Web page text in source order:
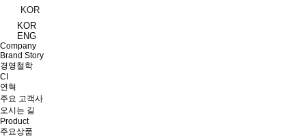
KOR
KOR
ENG
Company
Brand Story
경영철학
CI
연혁
주요 고객사
오시는 길
Product
주요상품